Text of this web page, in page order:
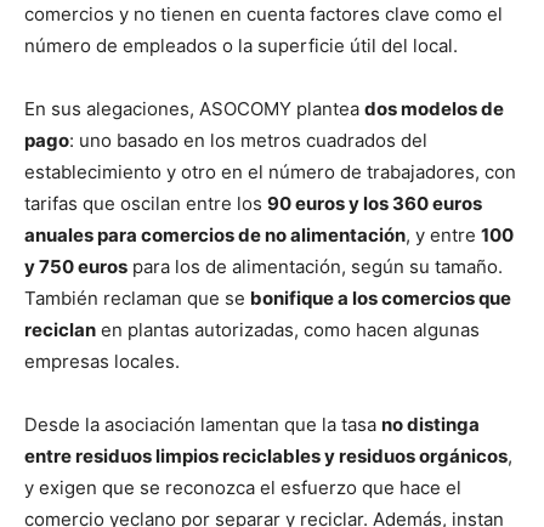
comercios y no tienen en cuenta factores clave como el
número de empleados o la superficie útil del local.
En sus alegaciones, ASOCOMY plantea dos modelos de
pago: uno basado en los metros cuadrados del
establecimiento y otro en el número de trabajadores, con
tarifas que oscilan entre los 90 euros y los 360 euros
anuales para comercios de no alimentación, y entre 100
y 750 euros para los de alimentación, según su tamaño.
También reclaman que se bonifique a los comercios que
reciclan en plantas autorizadas, como hacen algunas
empresas locales.
Desde la asociación lamentan que la tasa no distinga
entre residuos limpios reciclables y residuos orgánicos,
y exigen que se reconozca el esfuerzo que hace el
comercio yeclano por separar y reciclar. Además, instan